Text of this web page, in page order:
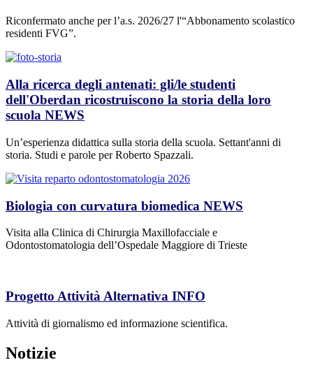
Riconfermato anche per l’a.s. 2026/27 l'“Abbonamento scolastico
residenti FVG”.
Alla ricerca degli antenati: gli/le studenti
dell'Oberdan ricostruiscono la storia della loro
scuola NEWS
Un’esperienza didattica sulla storia della scuola. Settant'anni di
storia. Studi e parole per Roberto Spazzali.
Biologia con curvatura biomedica NEWS
Visita alla Clinica di Chirurgia Maxillofacciale e
Odontostomatologia dell’Ospedale Maggiore di Trieste
Progetto Attività Alternativa INFO
Attività di giornalismo ed informazione scientifica.
Notizie